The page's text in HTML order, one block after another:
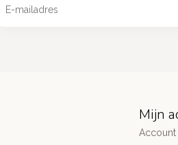
Mijn
Account